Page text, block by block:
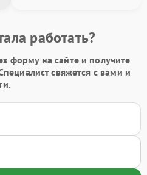
работать?
форму на сайте и получите
свяжется с вами и